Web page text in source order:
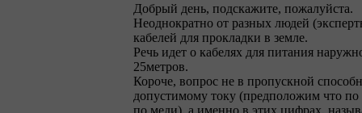
Добрый день, подскажите, пожалуйста.
Неоднократно от разных людей
кабелей для прокладки в земле.
Речь идет о кабелях для питания
25метров.
Короче, вопрос не в пропускной
допустимому току (предположим что